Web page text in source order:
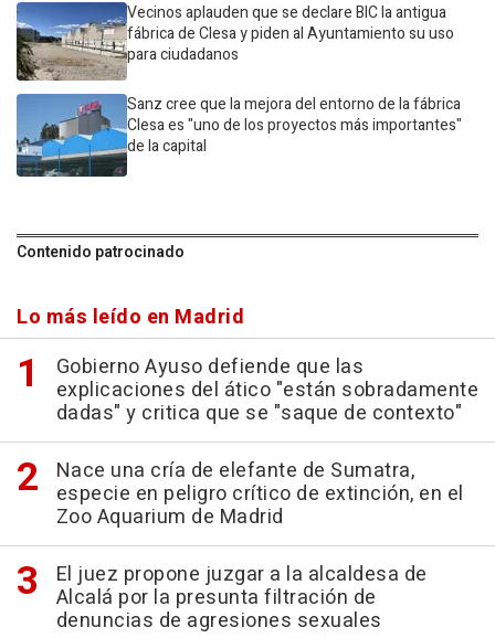
Vecinos aplauden que se declare BIC la antigua
fábrica de Clesa y piden al Ayuntamiento su uso
para ciudadanos
Sanz cree que la mejora del entorno de la fábrica
Clesa es "uno de los proyectos más importantes"
de la capital
Contenido patrocinado
Lo más leído en Madrid
Gobierno Ayuso defiende que las
explicaciones del ático "están sobradamente
dadas" y critica que se "saque de contexto"
Nace una cría de elefante de Sumatra,
especie en peligro crítico de extinción, en el
Zoo Aquarium de Madrid
El juez propone juzgar a la alcaldesa de
Alcalá por la presunta filtración de
denuncias de agresiones sexuales